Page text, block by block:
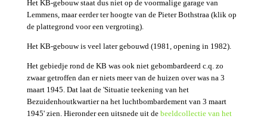
Het KB-gebouw staat dus niet op de voormalige garage van
Lemmens, maar eerder ter hoogte van de Pieter Bothstraa (klik op
de plattegrond voor een vergroting).
Het KB-gebouw is veel later gebouwd (1981, opening in 1982).
Het gebiedje rond de KB was ook niet gebombardeerd c.q. zo
zwaar getroffen dan er niets meer van de huizen over was na 3
maart 1945. Dat laat de 'Situatie teekening van het
Bezuidenhoutkwartier na het luchtbombardement van 3 maart
1945' zien. Hieronder een uitsnede uit de beeldcollectie van het